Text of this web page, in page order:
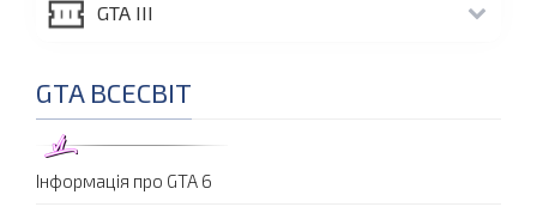
GTA III
GTA ВСЕСВІТ
Інформація про GTA 6